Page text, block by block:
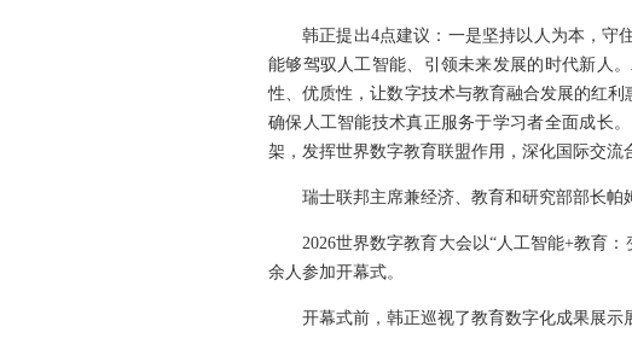
韩正提出4点建议：一是坚持以人为本，守
能够驾驭人工智能、引领未来发展的时代新人
性、优质性，让数字技术与教育融合发展的红
确保人工智能技术真正服务于学习者全面成长
架，发挥世界数字教育联盟作用，深化国际交流
瑞士联邦主席兼经济、教育和研究部部长帕
2026世界数字教育大会以“人工智能+教育
余人参加开幕式。
开幕式前，韩正巡视了教育数字化成果展示